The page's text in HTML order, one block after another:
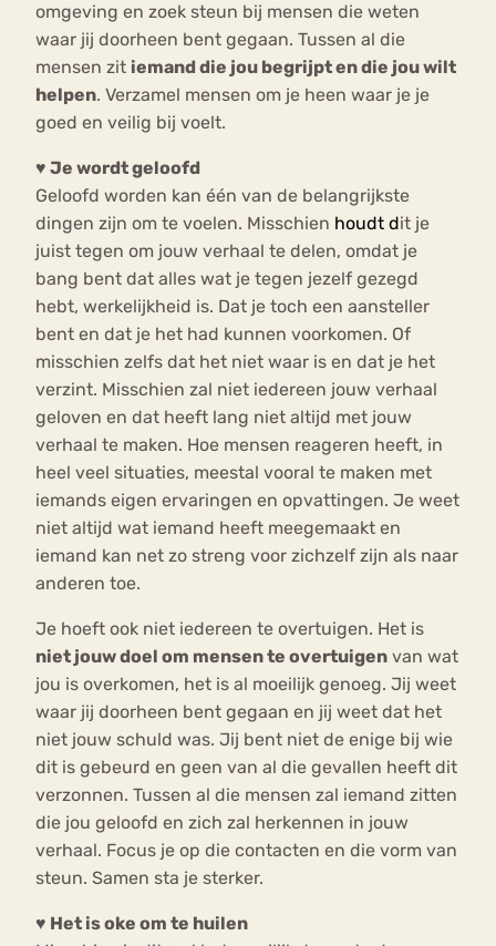
omgeving en zoek steun bij mensen die weten
waar jij doorheen bent gegaan. Tussen al die
mensen zit iemand die jou begrijpt en die jou wilt
helpen. Verzamel mensen om je heen waar je je
goed en veilig bij voelt.
♥ Je wordt geloofd
Geloofd worden kan één van de belangrijkste
dingen zijn om te voelen. Misschien houdt dit je
juist tegen om jouw verhaal te delen, omdat je
bang bent dat alles wat je tegen jezelf gezegd
hebt, werkelijkheid is. Dat je toch een aansteller
bent en dat je het had kunnen voorkomen. Of
misschien zelfs dat het niet waar is en dat je het
verzint. Misschien zal niet iedereen jouw verhaal
geloven en dat heeft lang niet altijd met jouw
verhaal te maken. Hoe mensen reageren heeft, in
heel veel situaties, meestal vooral te maken met
iemands eigen ervaringen en opvattingen. Je weet
niet altijd wat iemand heeft meegemaakt en
iemand kan net zo streng voor zichzelf zijn als naar
anderen toe.
Je hoeft ook niet iedereen te overtuigen. Het is
niet jouw doel om mensen te overtuigen van wat
jou is overkomen, het is al moeilijk genoeg. Jij weet
waar jij doorheen bent gegaan en jij weet dat het
niet jouw schuld was. Jij bent niet de enige bij wie
dit is gebeurd en geen van al die gevallen heeft dit
verzonnen. Tussen al die mensen zal iemand zitten
die jou geloofd en zich zal herkennen in jouw
verhaal. Focus je op die contacten en die vorm van
steun. Samen sta je sterker.
♥ Het is oke om te huilen